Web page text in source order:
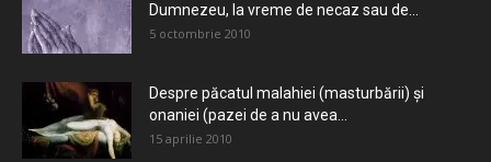
Dumnezeu, la vreme de necaz sau de...
5 octombrie 2010
Despre păcatul malahiei (masturbării) şi
onaniei (pazei de a nu avea...
15 aprilie 2010